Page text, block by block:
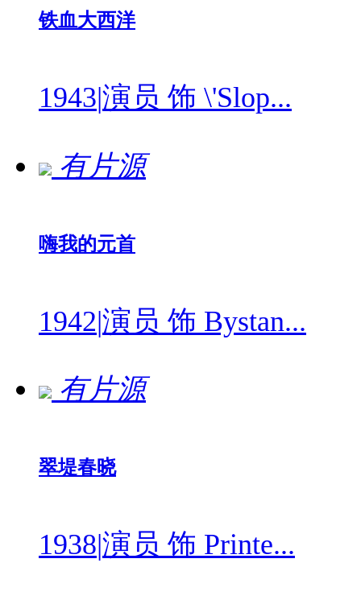
铁血大西洋
1943|演员 饰 \'Slop...
有片源
嗨我的元首
1942|演员 饰 Bystan...
有片源
翠堤春晓
1938|演员 饰 Printe...